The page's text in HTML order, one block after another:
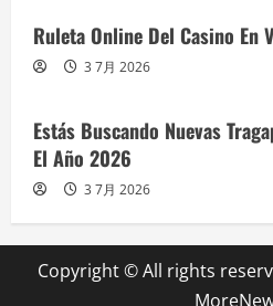
Ruleta Online Del Casino En
3 7月 2026
Estás Buscando Nuevas
El Año 2026
3 7月 2026
Copyright © All rights